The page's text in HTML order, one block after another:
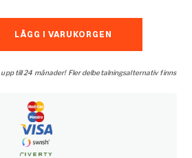
LÄGG I VARUKORGEN
till 24 månader! Fler delbetalningsalternativ finns